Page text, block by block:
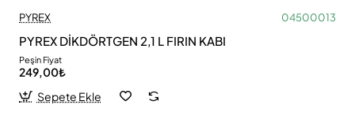
PYREX 04500013
PYREX DİKDÖRTGEN 2,1 L FIRIN KABI
Peşin Fiyat
249,00₺
Sepete Ekle